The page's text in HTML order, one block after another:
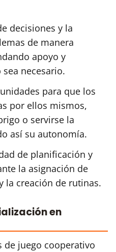
decisiones y la
de manera
apoyo y
necesario.
para que los
por ellos mismos,
o servirse la
así su autonomía.
de planificación y
la asignación de
la creación de rutinas.
en
de juego cooperativo